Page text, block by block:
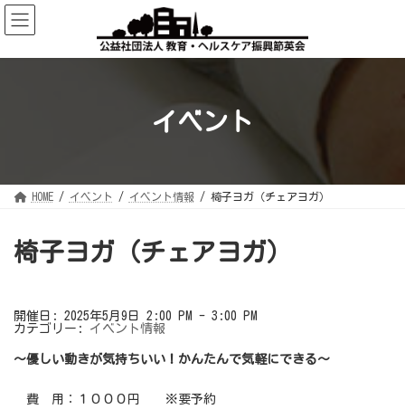
コ
ン
テ
ツ
ナ
ビ
ゲ
シ
イベント
HOME イベント イベント情報 椅子ヨガ（チェアヨガ）
椅子ヨガ（チェアヨガ）
開催日: 2025年5月9日 2:00 PM - 3:00 PM
カテゴリー: イベント情報
～優しい動きが気持ちいい！かんたんで気軽にできる～
費 用：１０００円 ※要予約